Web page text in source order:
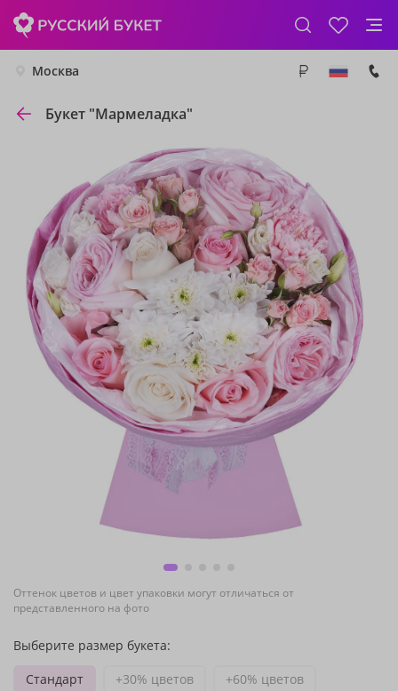
Москва
Букет "Мармеладка"
Оттенок цветов и цвет упаковки могут отличаться от
представленного на фото
Выберите размер букета:
Стандарт
+30% цветов +60% цветов